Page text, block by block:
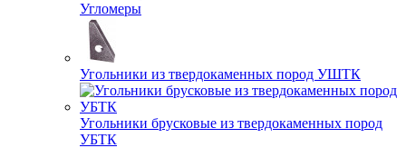
Угломеры
Угольники из твердокаменных пород УШТК
Угольники брусковые из твердокаменных пород
УБТК